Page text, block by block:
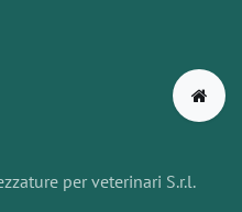
per veterinari S.r.l.